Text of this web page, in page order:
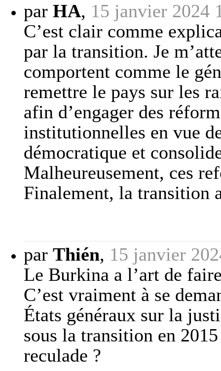
par HA, 15 janvier 2024
C’est clair comme
par la transition. Je
comportent comme le
remettre le pays sur les
afin d’engager des
institutionnelles en vue
démocratique et
Malheureusement, ces
Finalement, la transition
par Thién, 15 janvier
Le Burkina a l’art de
C’est vraiment à se
États généraux sur la
sous la transition en
reculade ?